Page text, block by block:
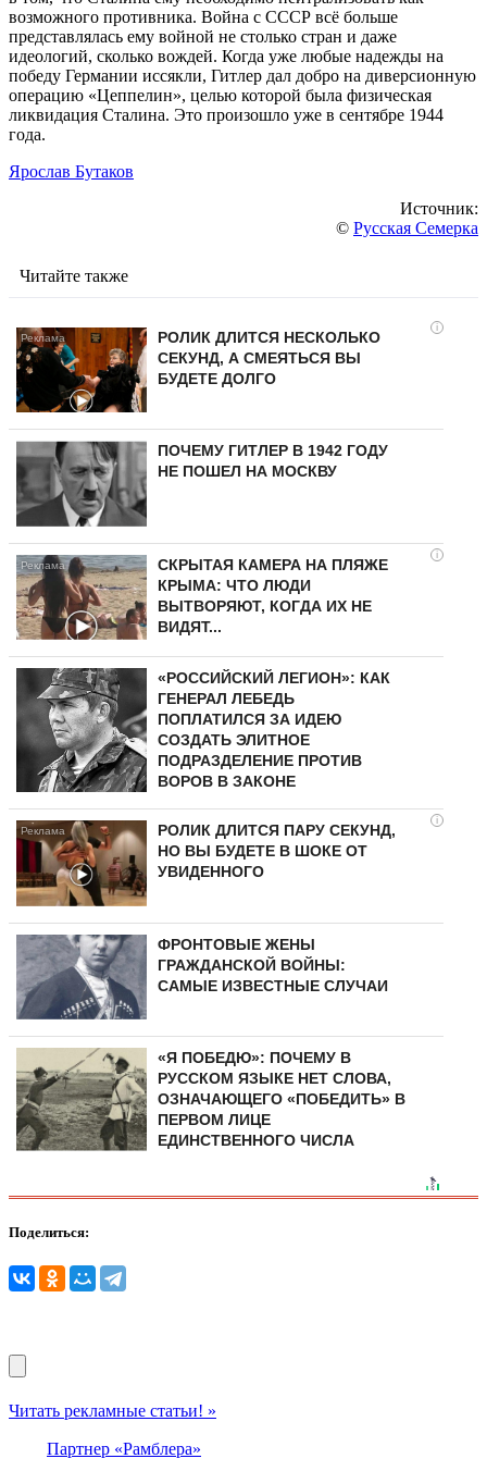
возможного противника. Война с СССР всё больше
представлялась ему войной не столько стран и даже
идеологий, сколько вождей. Когда уже любые надежды на
победу Германии иссякли, Гитлер дал добро на диверсионную
операцию «Цеппелин», целью которой была физическая
ликвидация Сталина. Это произошло уже в сентябре 1944
года.
Ярослав Бутаков
Источник:
© Русская Семерка
Читайте также
i
РОЛИК ДЛИТСЯ НЕСКОЛЬКО
СЕКУНД, А СМЕЯТЬСЯ ВЫ
БУДЕТЕ ДОЛГО
ПОЧЕМУ ГИТЛЕР В 1942 ГОДУ
НЕ ПОШЕЛ НА МОСКВУ
i
СКРЫТАЯ КАМЕРА НА ПЛЯЖЕ
КРЫМА: ЧТО ЛЮДИ
ВЫТВОРЯЮТ, КОГДА ИХ НЕ
ВИДЯТ...
«РОССИЙСКИЙ ЛЕГИОН»: КАК
ГЕНЕРАЛ ЛЕБЕДЬ
ПОПЛАТИЛСЯ ЗА ИДЕЮ
СОЗДАТЬ ЭЛИТНОЕ
ПОДРАЗДЕЛЕНИЕ ПРОТИВ
ВОРОВ В ЗАКОНЕ
i
РОЛИК ДЛИТСЯ ПАРУ СЕКУНД,
НО ВЫ БУДЕТЕ В ШОКЕ ОТ
УВИДЕННОГО
ФРОНТОВЫЕ ЖЕНЫ
ГРАЖДАНСКОЙ ВОЙНЫ:
САМЫЕ ИЗВЕСТНЫЕ СЛУЧАИ
«Я ПОБЕДЮ»: ПОЧЕМУ В
РУССКОМ ЯЗЫКЕ НЕТ СЛОВА,
ОЗНАЧАЮЩЕГО «ПОБЕДИТЬ» В
ПЕРВОМ ЛИЦЕ
ЕДИНСТВЕННОГО ЧИСЛА
Поделиться:
Читать рекламные статьи! »
Партнер «Рамблера»